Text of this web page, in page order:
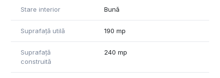
Stare interior Bună
Suprafață utilă 190 mp
Suprafață
construită
240 mp